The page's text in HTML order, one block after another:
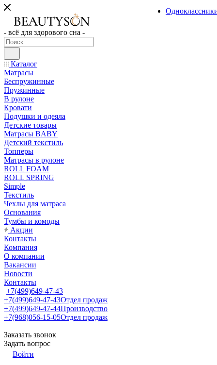
- всё для здорового сна -
Каталог
Матрасы
Беспружинные
Пружинные
В рулоне
Кровати
Подушки и одеяла
Детские товары
Матрасы BABY
Детский текстиль
Топперы
Матрасы в рулоне
ROLL FOAM
ROLL SPRING
Simple
Текстиль
Чехлы для матраса
Основания
Тумбы и комоды
Акции
Контакты
Компания
О компании
Вакансии
Новости
Контакты
+7(499)649-47-43
+7(499)649-47-43Отдел продаж
+7(499)649-47-44Производство
+7(968)056-15-05Отдел продаж
Заказать звонок
Задать вопрос
Войти